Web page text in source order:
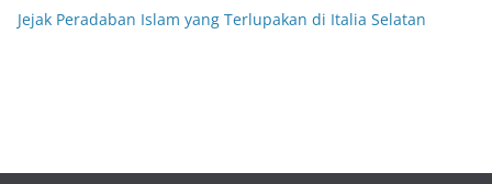
Jejak Peradaban Islam yang Terlupakan di Italia Selatan